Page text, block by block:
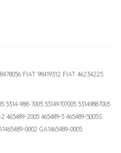
FIAT 98419312 FIAT 46234225
5314-988-7005 53149707005 53149887005
465489-2005 465489-5 465489-5005S
0002 GA1465489-0005